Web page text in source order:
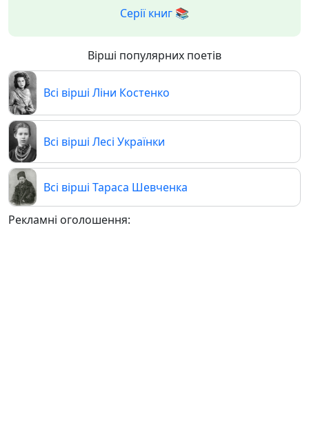
Серії книг 📚
Вірші популярних поетів
Всі вірші Ліни Костенко
Всі вірші Лесі Українки
Всі вірші Тараса Шевченка
Рекламні оголошення: